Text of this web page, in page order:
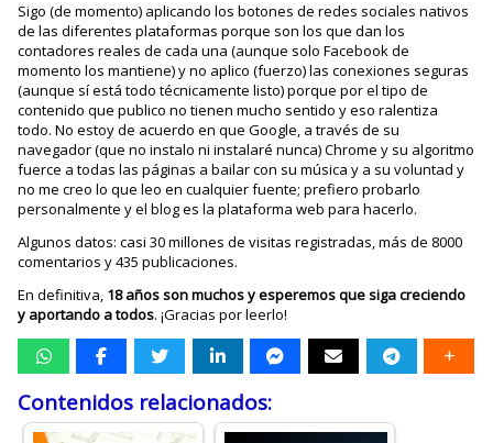
Sigo (de momento) aplicando los botones de redes sociales nativos
de las diferentes plataformas porque son los que dan los
contadores reales de cada una (aunque solo Facebook de
momento los mantiene) y no aplico (fuerzo) las conexiones seguras
(aunque sí está todo técnicamente listo) porque por el tipo de
contenido que publico no tienen mucho sentido y eso ralentiza
todo. No estoy de acuerdo en que Google, a través de su
navegador (que no instalo ni instalaré nunca) Chrome y su algoritmo
fuerce a todas las páginas a bailar con su música y a su voluntad y
no me creo lo que leo en cualquier fuente; prefiero probarlo
personalmente y el blog es la plataforma web para hacerlo.
Algunos datos: casi 30 millones de visitas registradas, más de 8000
comentarios y 435 publicaciones.
En definitiva, 18 años son muchos y esperemos que siga creciendo
y aportando a todos. ¡Gracias por leerlo!
Contenidos relacionados: